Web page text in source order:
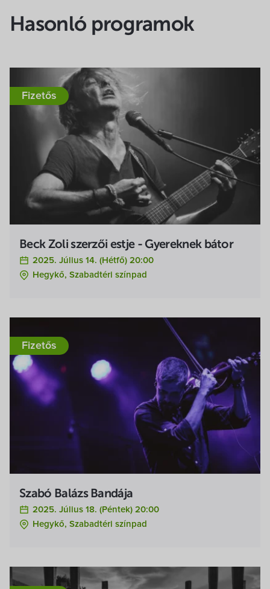
Hasonló programok
Fizetős
Beck Zoli szerzői estje - Gyereknek bátor
2025. Július 14. (hétfő) 20:00
Hegykő, Szabadtéri színpad
Fizetős
Szabó Balázs Bandája
2025. Július 18. (péntek) 20:00
Hegykő, Szabadtéri színpad